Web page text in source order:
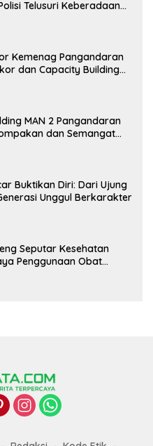
Telusuri Keberadaan
Kemenag Pangandaran
dan Capacity Building
MAN 2 Pangandaran
dan Semangat
Buktikan Diri: Dari Ujung
Unggul Berkarakter
Seputar Kesehatan
Penggunaan Obat